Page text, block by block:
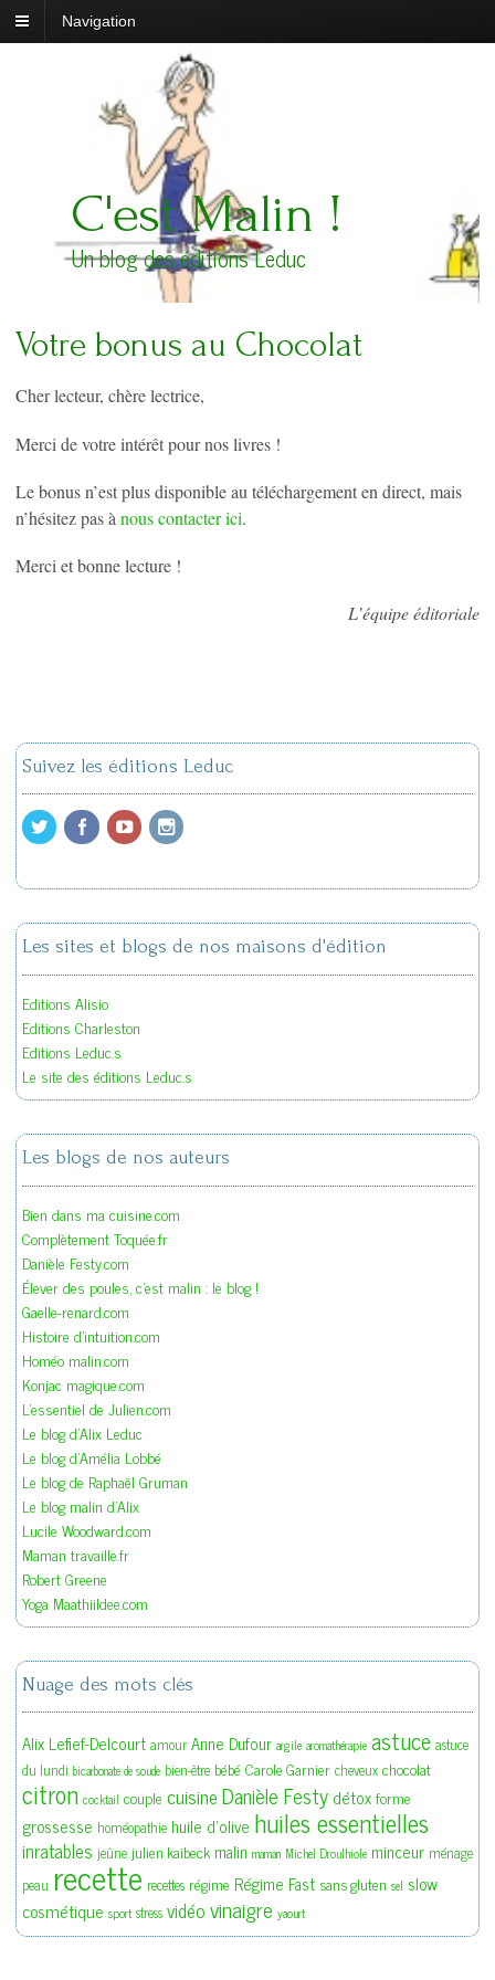
Navigation
C'est Malin !
Un blog des éditions Leduc
Votre bonus au Chocolat
Cher lecteur, chère lectrice,
Merci de votre intérêt pour nos livres !
Le bonus n’est plus disponible au téléchargement en direct, mais
n’hésitez pas à nous contacter ici.
Merci et bonne lecture !
L’équipe éditoriale
Suivez les éditions Leduc
Les sites et blogs de nos maisons d'édition
Editions Alisio
Editions Charleston
Editions Leduc.s
Le site des éditions Leduc.s
Les blogs de nos auteurs
Bien dans ma cuisine.com
Complètement Toquée.fr
Danièle Festy.com
Élever des poules, c'est malin : le blog !
Gaelle-renard.com
Histoire d'intuition.com
Homéo malin.com
Konjac magique.com
L'essentiel de Julien.com
Le blog d'Alix Leduc
Le blog d'Amélia Lobbé
Le blog de Raphaël Gruman
Le blog malin d'Alix
Lucile Woodward.com
Maman travaille.fr
Robert Greene
Yoga Maathiildee.com
Nuage des mots clés
Alix Lefief-Delcourt amour Anne Dufour argile aromathérapie astuce astuce
du lundi bicarbonate de soude bien-être bébé Carole Garnier cheveux chocolat
citron cocktail couple cuisineDanièle Festy détoxforme
grossesse homéopathie huile d'olive huiles essentielles
inratables jeûne julien kaibeck malin maman Michel Droulhiole minceur ménage
peau recette recettes régime Régime Fast sans gluten sel slow
cosmétique sport stress vidéovinaigre yaourt